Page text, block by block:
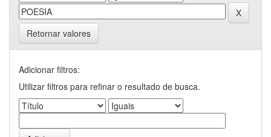
Retornar valores
Adicionar filtros:
Utilizar filtros para refinar o resultado de busca.